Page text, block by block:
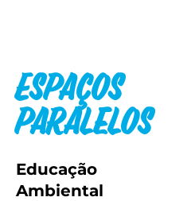
Espaços
paralelos
Educação
Ambiental